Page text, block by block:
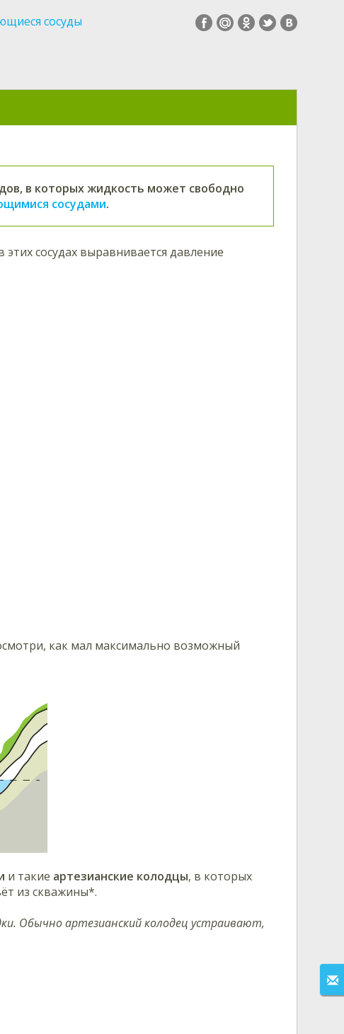
сосуды
в которых жидкость может свободно
сосудами.
сосудах выравнивается давление
как мал максимально возможный
и такие артезианские колодцы, в которых
из скважины*.
Обычно артезианский колодец устраивают,